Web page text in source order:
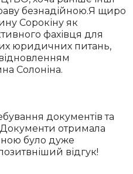
безнадійною.Я щиро
Сорокіну як
фахівця для
юридичних питань,
Солоніна.
документів та
отримала
було дуже
відгук!